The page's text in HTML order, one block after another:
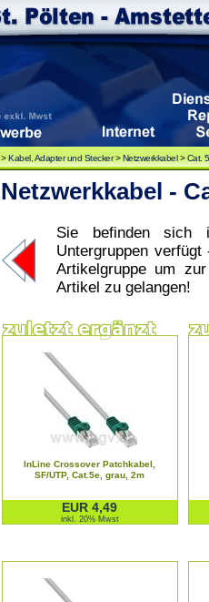
>Kabel, Adapter und Stecker>Netzwerkkabel>Cat.
Netzwerkkabel -
Sie befinden sich
Untergruppen
Artikelgruppe um
Artikel zu gelangen!
InLine Crossover Patchkabel,
SF/UTP, Cat.5e, grau, 2m
EUR 4,49
inkl. 20% Mwst